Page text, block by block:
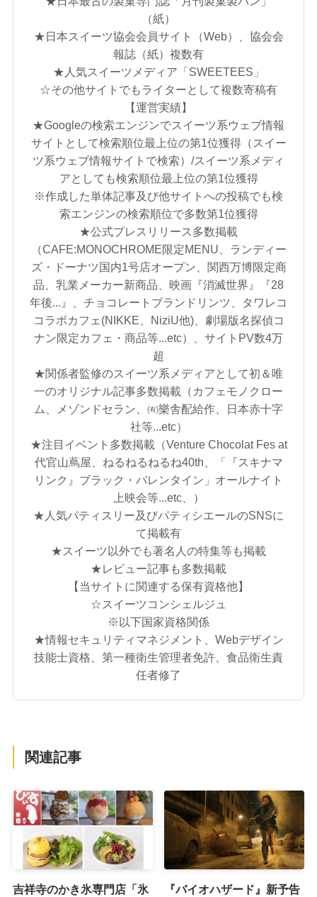
（紙）
★日本スイーツ協会会員サイト（Web）、協会会
報誌（紙）複数有
★人気スイーツメディア「SWEETEES」
☆その他サイトでもライターとして複数寄稿有
【運営実績】
★Googleの検索エンジンでスイーツ系ウェブ情報
サイトとして検索順位最上位の第1位獲得（スイー
ツ系ウェブ情報サイトで検索）/スイーツ系メディ
アとしても検索順位最上位の第1位獲得
※作成した単体記事及び他サイトへの投稿でも検
索エンジンの検索順位で多数第1位獲得
★公式プレスリリース多数掲載
（CAFE:MONOCHROME限定MENU、ランディー
ズ・ドーナツ国内1号店オープン、関西万博限定商
品、乳業メーカー新商品、映画『消滅世界』『28
年後...』、チョコレートブランドリンツ、タワレコ
コラボカフェ(NIKKE、NiziU他)、劇場版名探偵コ
ナン限定カフェ・商品等...etc）、サイトPV数4万
超
★関係者監修のスイーツ系メディアとして初＆唯
一のオリジナル記事多数掲載（カフェモノクロー
ム、メゾンドセラン、㈲樂舎配給作、日本赤十字
社等...etc）
★注目イベント多数掲載（Venture Chocolat Fes at
代官山蔦屋、ねるねるねるね40th、「『スキナマ
リンク』ブラック・バレンタイン」オールナイト
上映会等...etc、）
★人気パティスリー及びパティシエールのSNSに
て掲載有
★スイーツ以外でも著名人の特集等も掲載
★レビュー記事も多数掲載
【当サイトに関連する保有資格他】
☆スイーツコンシェルジュ
※以下国家資格関係
★情報セキュリティマネジメント、Webデザイン
技能士資格、第一種衛生管理者免許、食品衛生責
任者修了
関連記事
吉祥寺のかき氷専門店「氷
『バイオハザード』新予告